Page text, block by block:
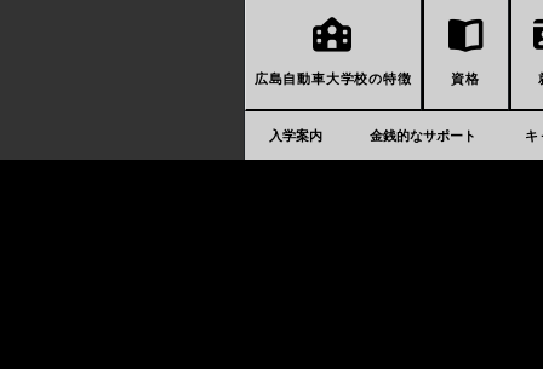
広島自動車大学校の特徴 資格
入学案内 金銭的なサポート キ